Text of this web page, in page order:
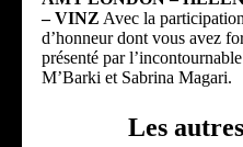
– VINZ Avec la
d’honneur dont vous avez
présenté par
M’Barki et Sabrina Magari.
Les